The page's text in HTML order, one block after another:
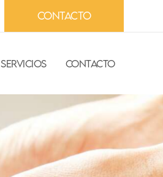
CONTACTO
SERVICIOS CONTACTO